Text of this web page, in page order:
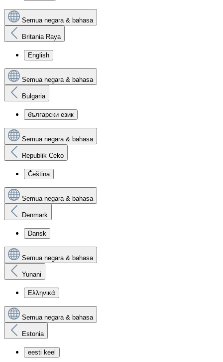
Semua negara & bahasa
Britania Raya
English
Semua negara & bahasa
Bulgaria
български език
Semua negara & bahasa
Republik Ceko
Čeština
Semua negara & bahasa
Denmark
Dansk
Semua negara & bahasa
Yunani
Ελληνικά
Semua negara & bahasa
Estonia
eesti keel